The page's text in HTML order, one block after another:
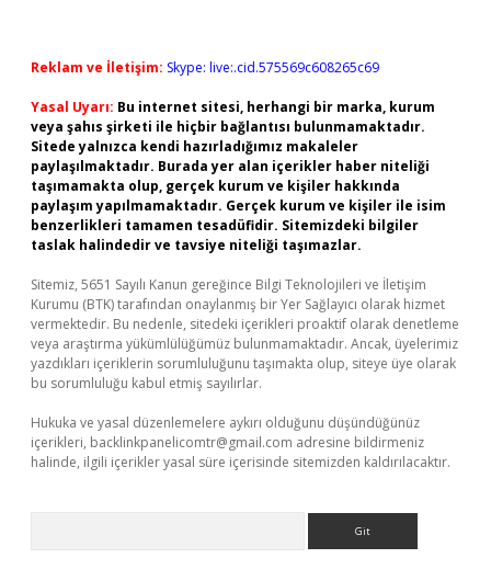
Reklam ve İletişim: Skype: live:.cid.575569c608265c69
Yasal Uyarı: Bu internet sitesi, herhangi bir marka, kurum
veya şahıs şirketi ile hiçbir bağlantısı bulunmamaktadır.
Sitede yalnızca kendi hazırladığımız makaleler
paylaşılmaktadır. Burada yer alan içerikler haber niteliği
taşımamakta olup, gerçek kurum ve kişiler hakkında
paylaşım yapılmamaktadır. Gerçek kurum ve kişiler ile isim
benzerlikleri tamamen tesadüfidir. Sitemizdeki bilgiler
taslak halindedir ve tavsiye niteliği taşımazlar.
Sitemiz, 5651 Sayılı Kanun gereğince Bilgi Teknolojileri ve İletişim
Kurumu (BTK) tarafından onaylanmış bir Yer Sağlayıcı olarak hizmet
vermektedir. Bu nedenle, sitedeki içerikleri proaktif olarak denetleme
veya araştırma yükümlülüğümüz bulunmamaktadır. Ancak, üyelerimiz
yazdıkları içeriklerin sorumluluğunu taşımakta olup, siteye üye olarak
bu sorumluluğu kabul etmiş sayılırlar.
Hukuka ve yasal düzenlemelere aykırı olduğunu düşündüğünüz
içerikleri, backlinkpanelicomtr@gmail.com adresine bildirmeniz
halinde, ilgili içerikler yasal süre içerisinde sitemizden kaldırılacaktır.